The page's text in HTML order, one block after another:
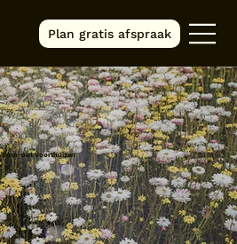
Plan gratis afspraak
Burn-out Voorthuizen